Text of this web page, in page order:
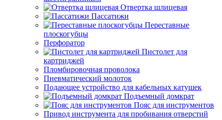
Отвертка шлицевая
Пассатижи
Переставные
плоскогубцы
Перфоратор
Пистолет для
картриджей
Пломбировочная проволока
Пневматический молоток
Подающее устройство для кабельных катушек
Подъемный домкрат
Пояс для инструментов
Привод инструмента для пробивания отверстий